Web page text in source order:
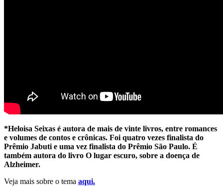
*Heloisa Seixas é autora de mais de vinte livros, entre romances
e volumes de contos e crônicas. Foi quatro vezes finalista do
Prêmio Jabuti e uma vez finalista do Prêmio São Paulo. É
também autora do livro O lugar escuro, sobre a doença de
Alzheimer.
Veja mais sobre o tema aqui.